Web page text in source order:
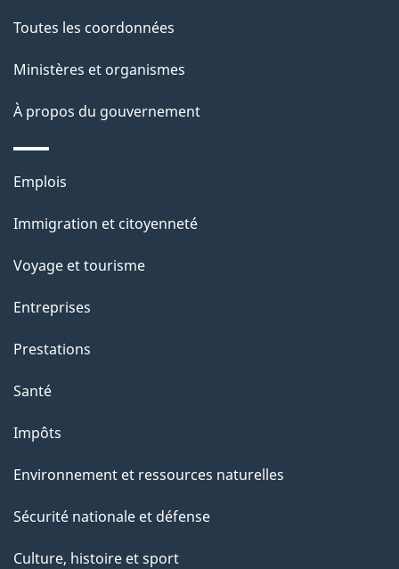
o
s
c
e
t
e
a
g
a
g
e
Toutes les coordonnées
Ministères et organismes
À propos du gouvernement
Thèmes
sujets
Emplois
Immigration et citoyenneté
Voyage et tourisme
Entreprises
Prestations
Santé
Impôts
Environnement et ressources naturelles
Sécurité nationale et défense
Culture, histoire et sport